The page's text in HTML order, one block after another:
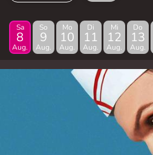
Sa
8
Aug.
So
9
Aug.
Mo
10
Aug.
Di
11
Aug.
Mi
12
Aug.
Do
13
Aug.